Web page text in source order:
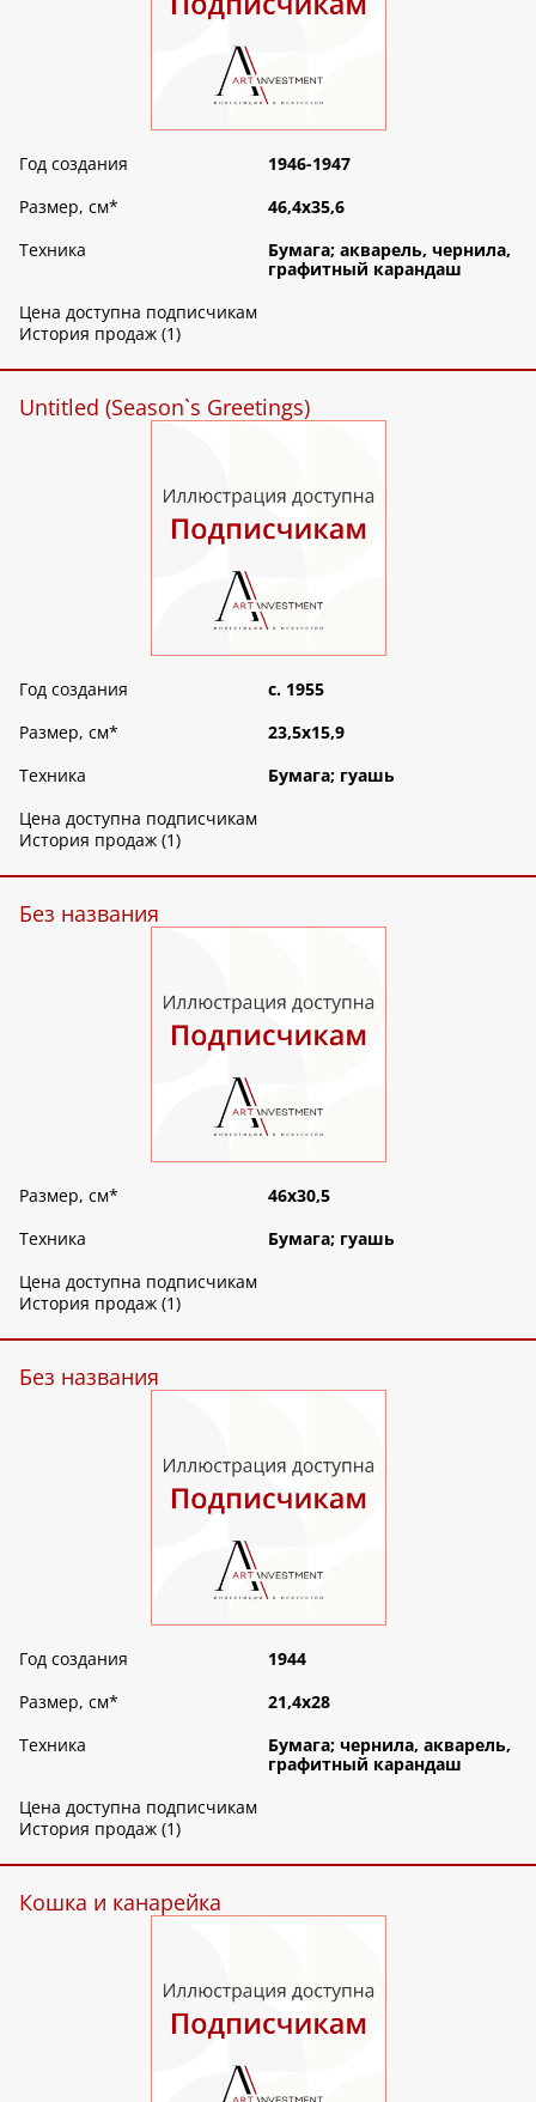
Год создания
1946-1947
Размер, см*
46,4х35,6
Техника
Бумага; акварель, чернила,
графитный карандаш
Цена доступна подписчикам
История продаж (1)
Untitled (Season`s Greetings)
Год создания
c. 1955
Размер, см*
23,5х15,9
Техника
Бумага; гуашь
Цена доступна подписчикам
История продаж (1)
Без названия
Размер, см*
46х30,5
Техника
Бумага; гуашь
Цена доступна подписчикам
История продаж (1)
Без названия
Год создания
1944
Размер, см*
21,4х28
Техника
Бумага; чернила, акварель,
графитный карандаш
Цена доступна подписчикам
История продаж (1)
Кошка и канарейка